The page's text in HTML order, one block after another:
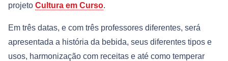
projeto Cultura em Curso.
Em três datas, e com três professores diferentes, será
apresentada a história da bebida, seus diferentes tipos e
usos, harmonização com receitas e até como temperar